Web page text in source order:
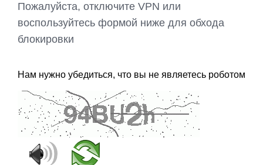
Пожалуйста, отключите VPN или
воспользуйтесь формой ниже для обхода
блокировки
Нам нужно убедиться, что вы не являетесь роботом